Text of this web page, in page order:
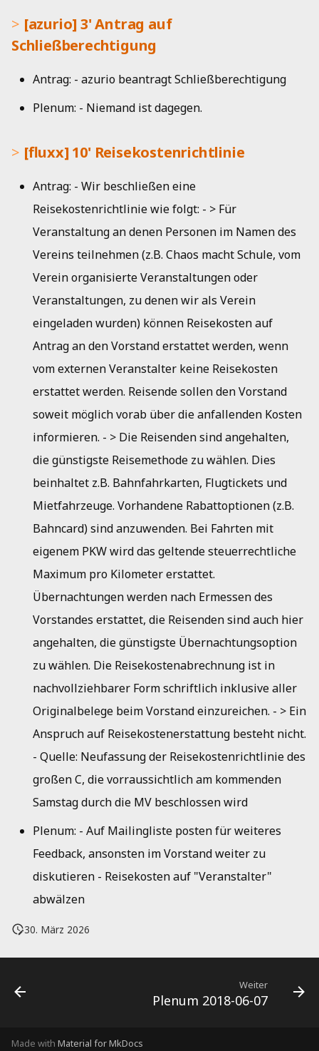
[azurio] 3' Antrag auf
Schließberechtigung
Antrag: - azurio beantragt Schließberechtigung
Plenum: - Niemand ist dagegen.
[fluxx] 10' Reisekostenrichtlinie
Antrag: - Wir beschließen eine
Reisekostenrichtlinie wie folgt: - > Für
Veranstaltung an denen Personen im Namen des
Vereins teilnehmen (z.B. Chaos macht Schule, vom
Verein organisierte Veranstaltungen oder
Veranstaltungen, zu denen wir als Verein
eingeladen wurden) können Reisekosten auf
Antrag an den Vorstand erstattet werden, wenn
vom externen Veranstalter keine Reisekosten
erstattet werden. Reisende sollen den Vorstand
soweit möglich vorab über die anfallenden Kosten
informieren. - > Die Reisenden sind angehalten,
die günstigste Reisemethode zu wählen. Dies
beinhaltet z.B. Bahnfahrkarten, Flugtickets und
Mietfahrzeuge. Vorhandene Rabattoptionen (z.B.
Bahncard) sind anzuwenden. Bei Fahrten mit
eigenem PKW wird das geltende steuerrechtliche
Maximum pro Kilometer erstattet.
Übernachtungen werden nach Ermessen des
Vorstandes erstattet, die Reisenden sind auch hier
angehalten, die günstigste Übernachtungsoption
zu wählen. Die Reisekostenabrechnung ist in
nachvollziehbarer Form schriftlich inklusive aller
Originalbelege beim Vorstand einzureichen. - > Ein
Anspruch auf Reisekostenerstattung besteht nicht.
- Quelle: Neufassung der Reisekostenrichtlinie des
großen C, die vorraussichtlich am kommenden
Samstag durch die MV beschlossen wird
Plenum: - Auf Mailingliste posten für weiteres
Feedback, ansonsten im Vorstand weiter zu
diskutieren - Reisekosten auf "Veranstalter"
abwälzen
30. März 2026
Weiter
Plenum 2018-06-07
Made with Material for MkDocs